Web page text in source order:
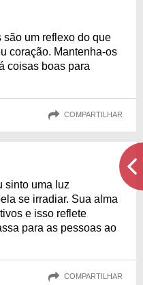
um reflexo do que
coração. Mantenha-os
coisas boas para
COMPARTILHAR
sinto uma luz
se irradiar. Sua alma
e isso reflete
para as pessoas ao
COMPARTILHAR